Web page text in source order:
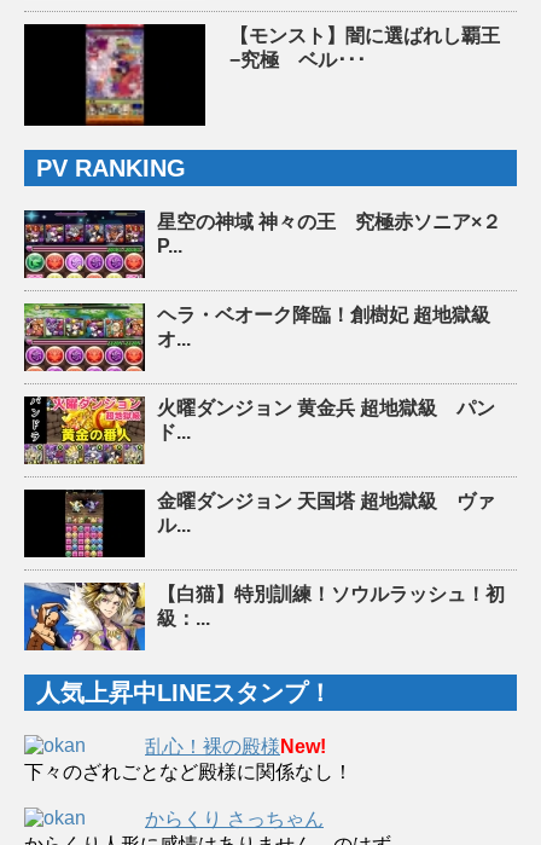
【モンスト】闇に選ばれし覇王
−究極 ベル･･･
PV RANKING
星空の神域 神々の王 究極赤ソニア×２
P...
ヘラ・ベオーク降臨！創樹妃 超地獄級
オ...
火曜ダンジョン 黄金兵 超地獄級 パン
ド...
金曜ダンジョン 天国塔 超地獄級 ヴァ
ル...
【白猫】特別訓練！ソウルラッシュ！初
級：...
人気上昇中LINEスタンプ！
乱心！裸の殿様 New!
下々のざれごとなど殿様に関係なし！
からくり さっちゃん